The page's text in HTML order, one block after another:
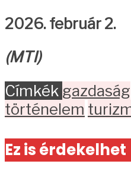
2026. február 2.
(MTI)
Címkék gazdaság
történelem
Ez is érdekelhet